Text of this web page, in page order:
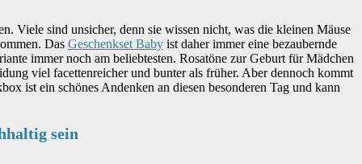
Viele sind unsicher, denn sie wissen nicht, was die kleinen Mäuse
Das Geschenkset Baby ist daher immer eine bezaubernde
immer noch am beliebtesten. Rosatöne zur Geburt für Mädchen
viel facettenreicher und bunter als früher. Aber dennoch kommt
ist ein schönes Andenken an diesen besonderen Tag und kann
sein